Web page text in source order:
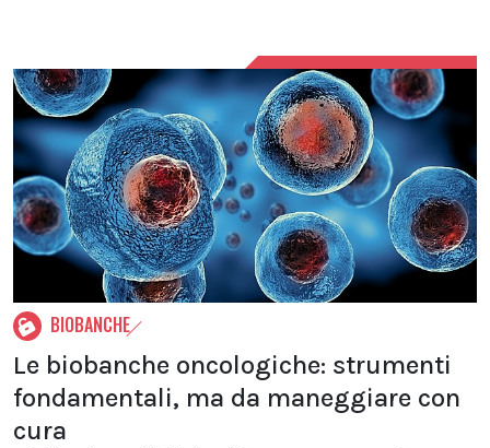
BIOBANCHE
Le biobanche oncologiche: strumenti
fondamentali, ma da maneggiare con
cura